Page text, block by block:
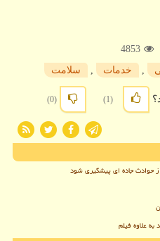
4853
, خدمات , سلامت
(1)
(0)
حوادث جاده ای پیشگیری شود
علاوه فیلم